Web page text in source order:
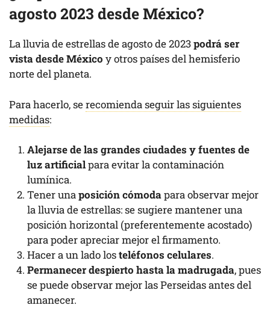
agosto 2023 desde México?
La lluvia de estrellas de agosto de 2023podrá ser
vista desde México y otros países del hemisferio
norte del planeta.
Para hacerlo, serecomienda seguir las siguientes
medidas:
Alejarse de las grandes ciudades y fuentes de
luz artificialpara evitar la contaminación
lumínica.
Tener unaposición cómodapara observar mejor
la lluvia de estrellas: se sugiere mantener una
posición horizontal (preferentemente acostado)
para poder apreciar mejor el firmamento.
Hacer a un lado losteléfonos celulares.
Permanecer despierto hasta la madrugada, pues
se puede observar mejor las Perseidas antes del
amanecer.